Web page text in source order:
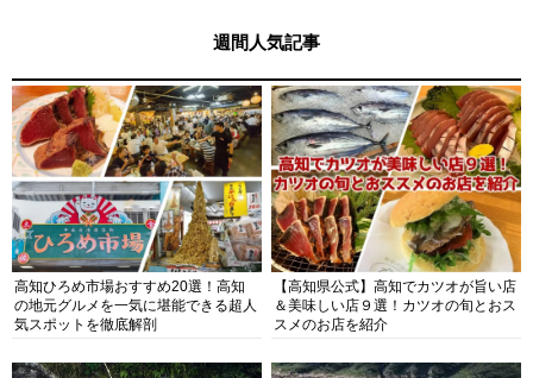
週間人気記事
高知ひろめ市場おすすめ20選！高知
の地元グルメを一気に堪能できる超人
気スポットを徹底解剖
【高知県公式】高知でカツオが旨い店
＆美味しい店９選！カツオの旬とおス
スメのお店を紹介